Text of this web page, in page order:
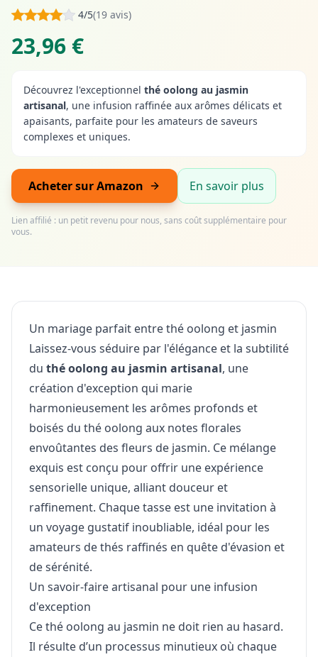
4/5(19 avis)
23,96 €
Découvrez l'exceptionnel thé oolong au jasmin
artisanal, une infusion raffinée aux arômes délicats et
apaisants, parfaite pour les amateurs de saveurs
complexes et uniques.
Acheter sur Amazon En savoir plus
Lien affilié : un petit revenu pour nous, sans coût supplémentaire pour
vous.
Un mariage parfait entre thé oolong et jasmin
Laissez-vous séduire par l'élégance et la subtilité
du thé oolong au jasmin artisanal, une
création d'exception qui marie
harmonieusement les arômes profonds et
boisés du thé oolong aux notes florales
envoûtantes des fleurs de jasmin. Ce mélange
exquis est conçu pour offrir une expérience
sensorielle unique, alliant douceur et
raffinement. Chaque tasse est une invitation à
un voyage gustatif inoubliable, idéal pour les
amateurs de thés raffinés en quête d'évasion et
de sérénité.
Un savoir-faire artisanal pour une infusion
d'exception
Ce thé oolong au jasmin ne doit rien au hasard.
Il résulte d’un processus minutieux où chaque